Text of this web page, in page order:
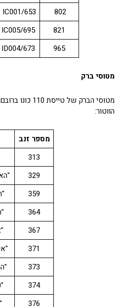
802
653/IC001
821
695/IC005
965
673/ID004
מטוסי ברק
מטוסי הברק של
הווטור:
מספר זנב
313
329
359
364
367
371
373
374
376